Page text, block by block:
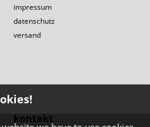
impressum
datenschutz
versand
kontakt